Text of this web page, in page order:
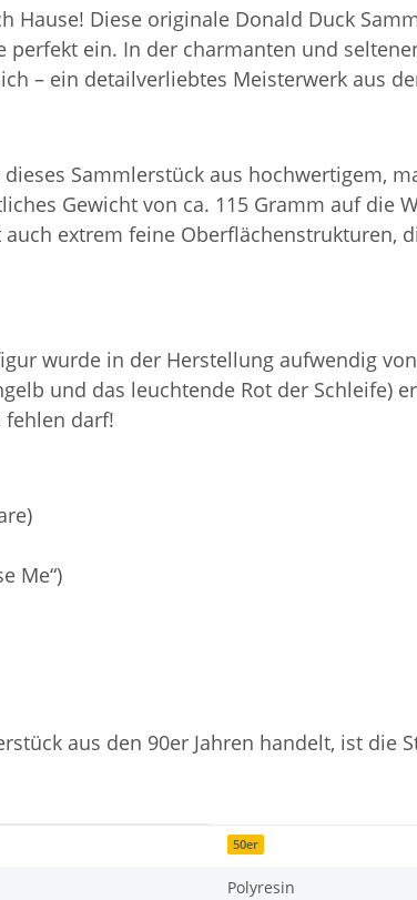
Hause! Diese originale Donald Duck
ein. In der charmanten und
– ein detailverliebtes Meisterwerk aus
Sammlerstück aus hochwertigem,
Gewicht von ca. 115 Gramm auf die
extrem feine Oberflächenstrukturen,
wurde in der Herstellung aufwendig
und das leuchtende Rot der Schleife)
fehlen darf!
Me“)
aus den 90er Jahren handelt, ist die
50er
Polyresin